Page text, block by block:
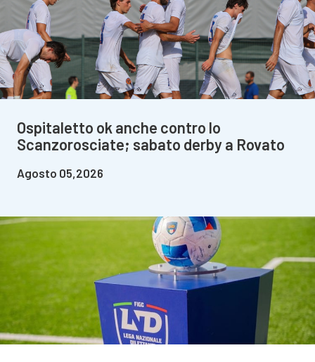
Ospitaletto ok anche contro lo
Scanzorosciate; sabato derby a Rovato
Agosto 05,2026